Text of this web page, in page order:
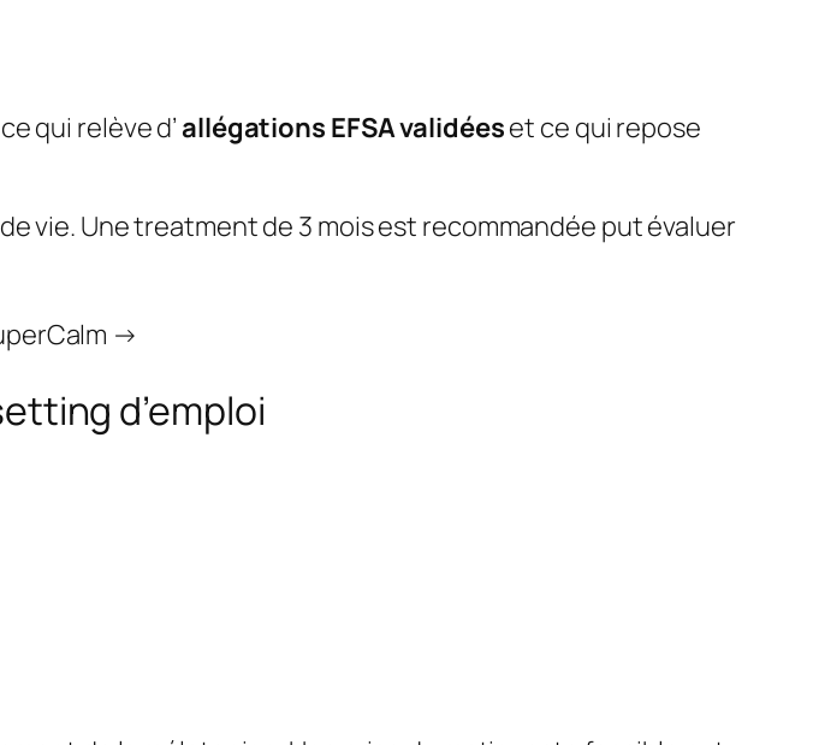
qui relève d’allégations EFSA validéeset ce qui repose
vie. Une treatment de 3 mois est recommandée put évaluer
→
d’emploi